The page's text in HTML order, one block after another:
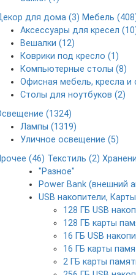
для дома (3) Мебель
Аксессуары для кресел
Вешалки (12)
Коврики под кресло (1)
Компьютерные столы (8)
Офисная мебель, кресла и
Столы для ноутбуков (2)
(1324)
Лампы (1319)
Уличное освещение (5)
(46) Текстиль (2)
"Разное"
Power Bank (внешний
USB накопители,
128 ГБ USB
128 ГБ карты
16 ГБ USB
16 ГБ карты
2 ГБ карты